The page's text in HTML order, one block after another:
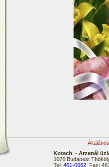
Kotech - Arzenál
1076 Budapest
Tel: 461-0662 , Fax: